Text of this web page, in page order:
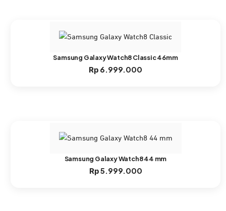
Samsung Galaxy Watch8 Classic 46mm
Rp 6.999.000
Samsung Galaxy Watch8 44 mm
Rp5.999.000